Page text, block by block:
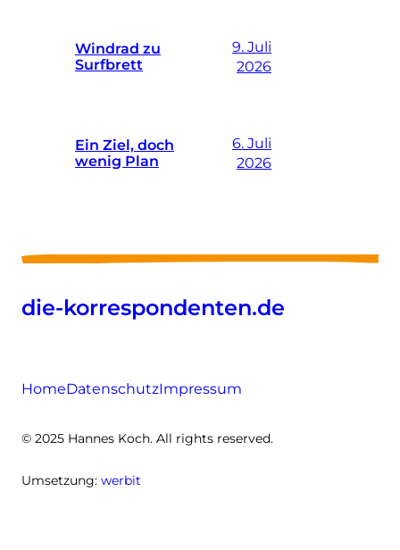
Windrad zu
Surfbrett
9. Juli
2026
Ein Ziel, doch
wenig Plan
6. Juli
2026
die-korrespondenten.de
HomeDatenschutzImpressum
© 2025 Hannes Koch. All rights reserved.
Umsetzung: werbit